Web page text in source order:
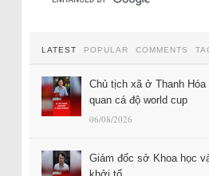
LATEST POPULAR COMMENTS
Chủ tịch xã ở Thanh
quan cá độ world cup
06/08/2026
Giám đốc sở Khoa học